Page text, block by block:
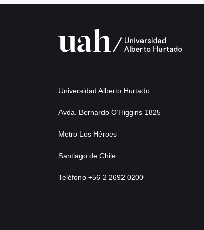
Universidad Alberto Hurtado
Avda. Bernardo O’Higgins 1825
Metro Los Héroes
Santiago de Chile
Teléfono +56 2 2692 0200